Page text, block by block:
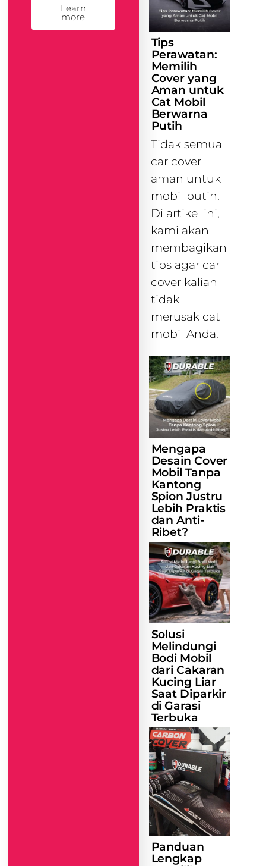
Learn
more
Tips
Perawatan:
Memilih
Cover yang
Aman untuk
Cat Mobil
Berwarna
Putih
Tidak semua
car cover
aman untuk
mobil putih.
Di artikel ini,
kami akan
membagikan
tips agar car
cover kalian
tidak
merusak cat
mobil Anda.
Mengapa
Desain Cover
Mobil Tanpa
Kantong
Spion Justru
Lebih Praktis
dan Anti-
Ribet?
Solusi
Melindungi
Bodi Mobil
dari Cakaran
Kucing Liar
Saat Diparkir
di Garasi
Terbuka
Panduan
Lengkap